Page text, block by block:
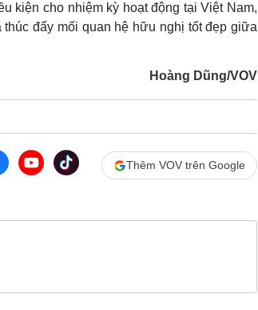
kiện cho nhiệm kỳ hoạt động tại Việt Nam,
đẩy mối quan hệ hữu nghị tốt đẹp giữa
Hoàng Dũng/VOV
Thêm VOV trên Google